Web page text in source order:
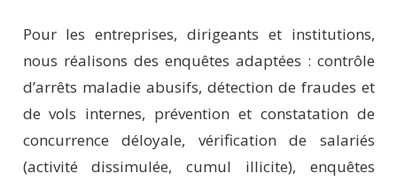
Pour les entreprises, dirigeants et institutions,
nous réalisons des enquêtes adaptées : contrôle
d’arrêts maladie abusifs, détection de fraudes et
de vols internes, prévention et constatation de
concurrence déloyale, vérification de salariés
(activité dissimulée, cumul illicite), enquêtes